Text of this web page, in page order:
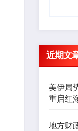
近期文
美伊局
重启红
地方财